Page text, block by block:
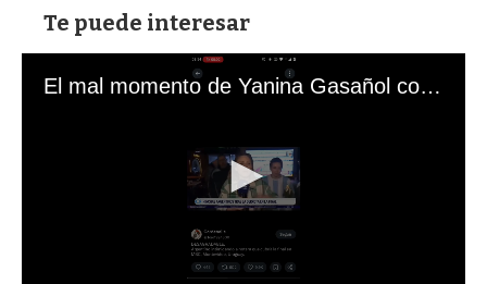
Te puede interesar
El mal momento de Yanina Gasañol con un hincha argentino en "Subrayado"